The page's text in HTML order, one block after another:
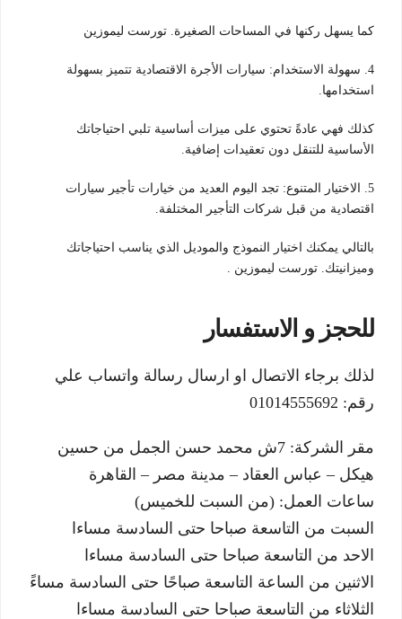
كما يسهل ركنها في المساحات الصغيرة. تورست ليموزين
4. سهولة الاستخدام: سيارات الأجرة الاقتصادية تتميز بسهولة
استخدامها.
كذلك فهي عادةً تحتوي على ميزات أساسية تلبي احتياجاتك
الأساسية للتنقل دون تعقيدات إضافية.
5. الاختيار المتنوع: تجد اليوم العديد من خيارات تأجير سيارات
اقتصادية من قبل شركات التأجير المختلفة.
بالتالي يمكنك اختيار النموذج والموديل الذي يناسب احتياجاتك
وميزانيتك. تورست ليموزين .
للحجز و الاستفسار
لذلك برجاء الاتصال او ارسال رسالة واتساب علي
رقم: 01014555692
مقر الشركة: 7ش محمد حسن الجمل من حسين
هيكل – عباس العقاد – مدينة مصر – القاهرة
ساعات العمل: (من السبت للخميس)
السبت من التاسعة صباحا حتى السادسة مساءا
الاحد من التاسعة صباحا حتى السادسة مساءا
الاثنين من الساعة التاسعة صباحًا حتى السادسة مساءً
الثلاثاء من التاسعة صباحا حتى السادسة مساءا